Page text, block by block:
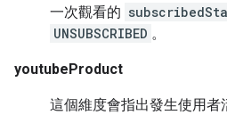
一次觀看的
UNSUBSCRIBED 。
youtubeProduct
這個維度會指出發生使用者